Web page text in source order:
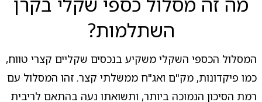
השתלמות?
המסלול הכספי השקלי משקיע בנכסים שקליים קצרי טווח,
כמו פיקדונות, מק"ם ואג"ח ממשלתי קצר. זהו המסלול עם
רמת הסיכון הנמוכה ביותר, ותשואתו נעה בהתאם לריבית